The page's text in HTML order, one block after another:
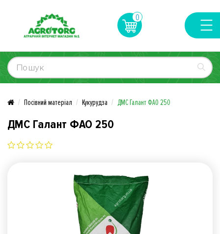
0
Посівний матеріал Кукурудза ДМС Галант ФАО 250
ДМС Галант ФАО 250